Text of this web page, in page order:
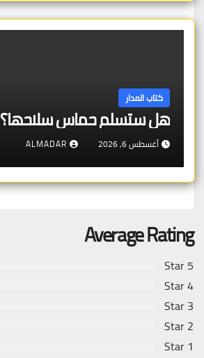
كتاب المدار
هل ستسلم حماس سلاحها؟
أغسطس 6, 2026 ALMADAR
Average Rating
5 Star
4 Star
3 Star
2 Star
1 Star